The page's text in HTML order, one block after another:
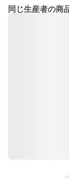
同じ生産者の商